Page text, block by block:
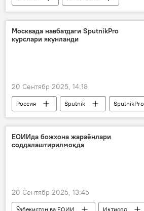
Ўзбекистон Олий Мажлиси Сенати
қонунчилик
лойиҳа
ўзгаришлар
Москвада навбатдаги SputnikPro
курслари якунланди
20 Сентябр 2025, 14:18
Россия Sputnik
SputnikPro
Мултимедиа
"Россия Сегодня"
Москва
ЕОИИда божхона жараёнлари
соддалаштирилмоқда
20 Сентябр 2025, 13:45
Ўзбекистон ва ЕОИИ
Иқтисод